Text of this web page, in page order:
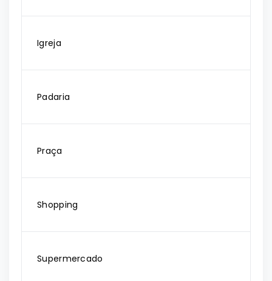
Igreja
Padaria
Praça
Shopping
Supermercado